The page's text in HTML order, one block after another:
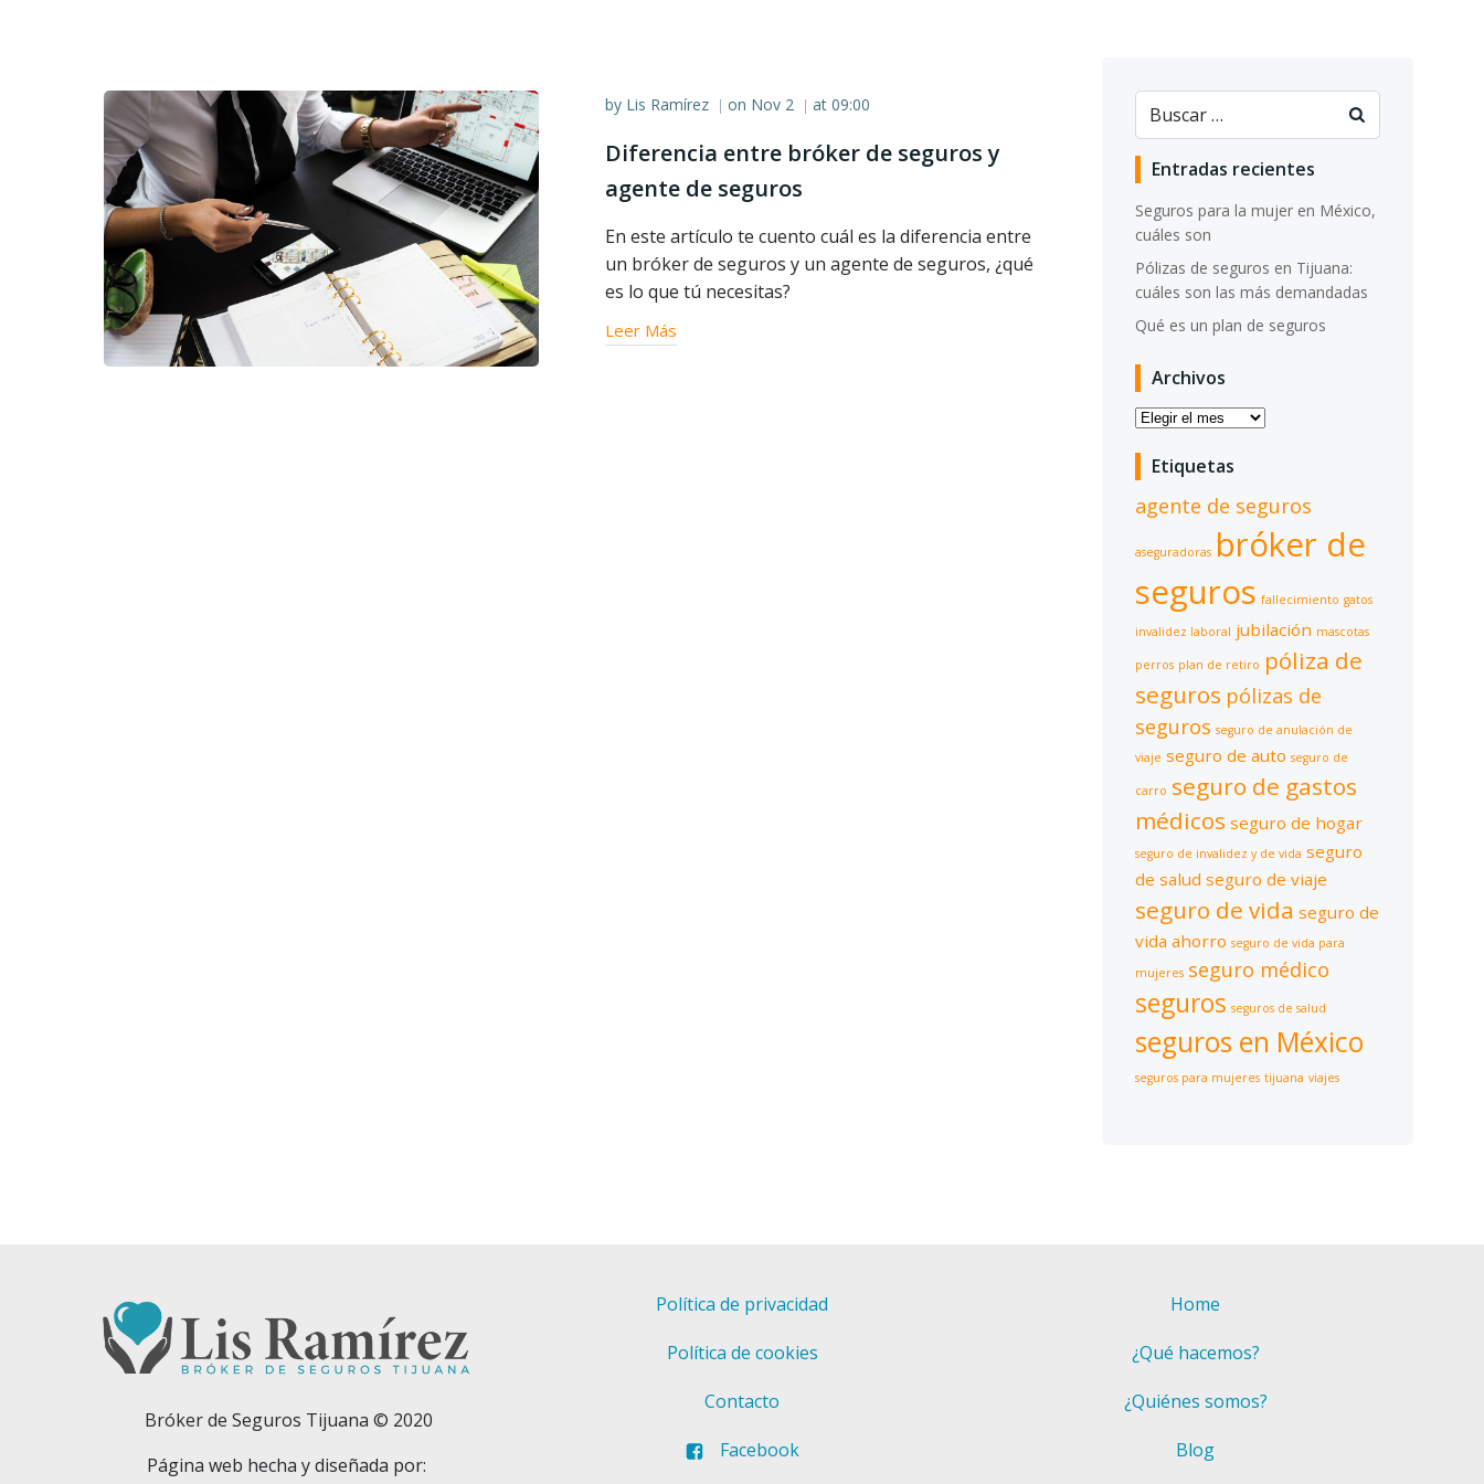
by Lis Ramírez | on Nov 2 | at 09:00
Diferencia entre bróker de seguros y
agente de seguros
En este artículo te cuento cuál es la diferencia entre
un bróker de seguros y un agente de seguros, ¿qué
es lo que tú necesitas?
Leer Más
Buscar:
Entradas recientes
Seguros para la mujer en México,
cuáles son
Pólizas de seguros en Tijuana:
cuáles son las más demandadas
Qué es un plan de seguros
Archivos
Archivos
Etiquetas
agente de seguros
aseguradoras bróker de
seguros fallecimiento gatos
invalidez laboral jubilación mascotas
perros plan de retiro póliza de
seguros pólizas de
seguros seguro de anulación de
viaje seguro de auto seguro de
carro seguro de gastos
médicos seguro de hogar
seguro de invalidez y de vida seguro
de salud seguro de viaje
seguro de vida seguro de
vida ahorro seguro de vida para
mujeres seguro médico
seguros seguros de salud
seguros en México
seguros para mujeres tijuana viajes
Bróker de Seguros Tijuana © 2020
Página web hecha y diseñada por:
Política de privacidad
Política de cookies
Contacto
Facebook
Home
¿Qué hacemos?
¿Quiénes somos?
Blog